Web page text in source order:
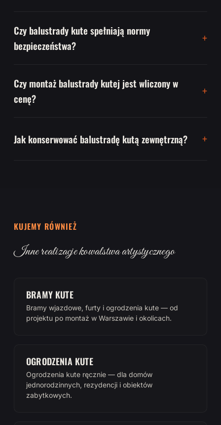
Czy balustrady kute spełniają normy
bezpieczeństwa?
Czy montaż balustrady kutej jest wliczony w
cenę?
Jak konserwować balustradę kutą zewnętrzną?
KUJEMY RÓWNIEŻ
Inne realizacje kowalstwa artystycznego
BRAMY KUTE
Bramy wjazdowe, furty i ogrodzenia kute — od
projektu po montaż w Warszawie i okolicach.
OGRODZENIA KUTE
Ogrodzenia kute ręcznie — dla domów
jednorodzinnych, rezydencji i obiektów
zabytkowych.